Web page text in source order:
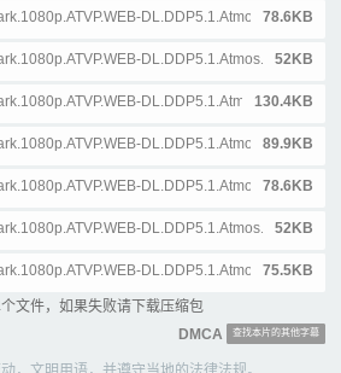
DL.DDP5.1.Atmos.H.264-
78.6KB
DL.DDP5.1.Atmos.H.264-
52KB
DL.DDP5.1.Atmos.H.264-
130.4KB
DL.DDP5.1.Atmos.H.264-
89.9KB
DL.DDP5.1.Atmos.H.264-
78.6KB
DL.DDP5.1.Atmos.H.264-
52KB
DL.DDP5.1.Atmos.H.264-
75.5KB
文件，如果失败请下载压缩包
DMCA
查找本片的其他字幕